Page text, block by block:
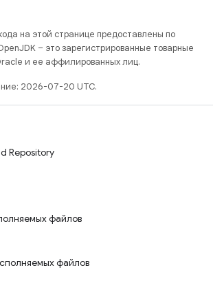
на этой странице предоставлены по
– это зарегистрированные товарные
и ее аффилированных лиц.
2026-07-20 UTC.
Repository
файлов
файлов